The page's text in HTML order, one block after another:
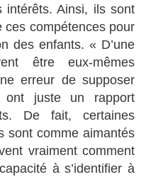
intérêts. Ainsi, ils sont
ces compétences pour
des enfants. « D’une
être eux-mêmes
erreur de supposer
ont juste un rapport
De fait, certaines
sont comme aimantés
vraiment comment
à s’identifier à